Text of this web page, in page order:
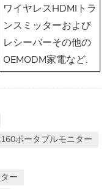
ワイヤレスHDMIトラ
ンスミッターおよび
レシーバーその他の
OEMODM家電など.
ポータブルモニター
ー